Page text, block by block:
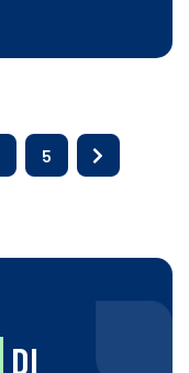
5
DI